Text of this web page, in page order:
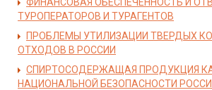
ТУРОПЕРАТОРОВ И ТУРАГЕНТОВ
ПРОБЛЕМЫ УТИЛИЗАЦИИ ТВЕРДЫХ
ОТХОДОВ В РОССИИ
СПИРТОСОДЕРЖАЩАЯ ПРОДУКЦИЯ
НАЦИОНАЛЬНОЙ БЕЗОПАСНОСТИ